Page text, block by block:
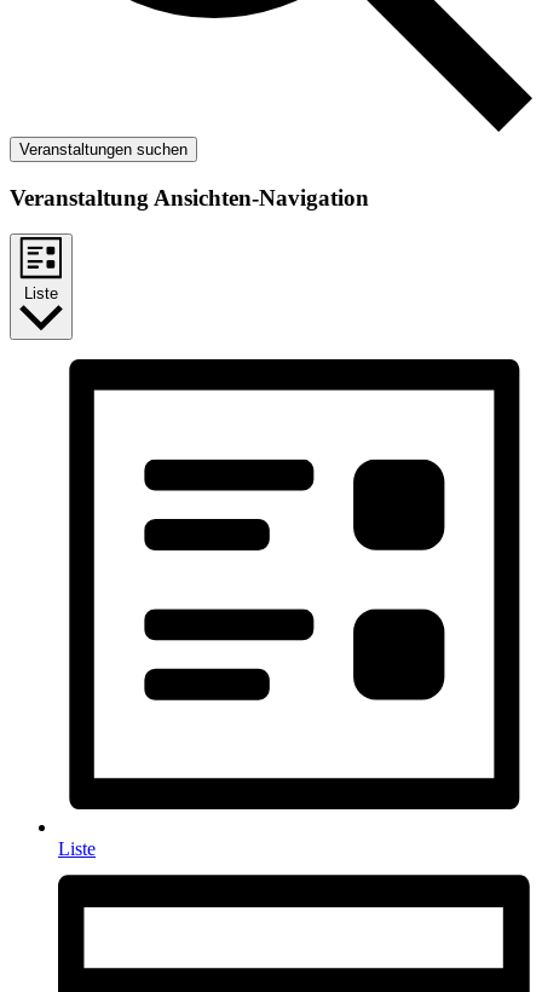
Veranstaltungen suchen
Veranstaltung Ansichten-Navigation
Liste
Liste